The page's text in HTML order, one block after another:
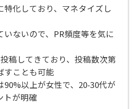
化しており、マネタイズし
ないので、PR頻度等を気に
稿してきており、投稿数次第
すことも可能
以上が女性で、20-30代が
トが明確